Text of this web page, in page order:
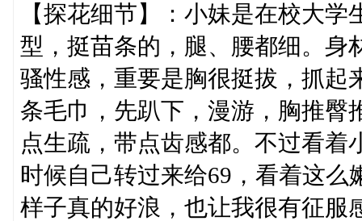
【探花细节】：小妹是在校大
型，挺苗条的，腿、腰都细。身
骚性感，重要是胸很挺拔，抓起
条毛巾，先趴下，漫游，胸推臀
点生疏，带点齿感都。不过看
时候自己转过来给69，看着这
样子真的好浪，也让我很有征服